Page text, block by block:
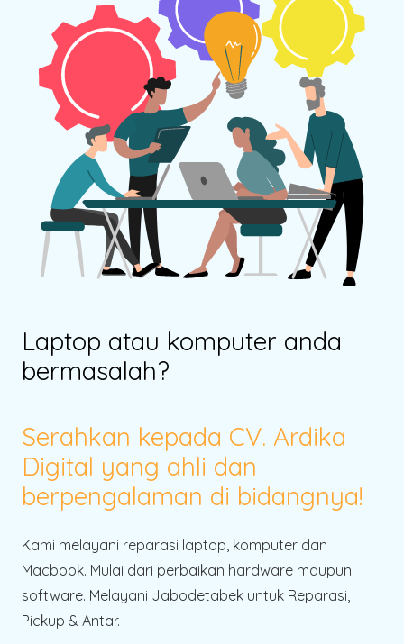
Laptop atau komputer anda
bermasalah?
Serahkan kepada CV. Ardika
Digital yang ahli dan
berpengalaman di bidangnya!
Kami melayani reparasi laptop, komputer dan
Macbook. Mulai dari perbaikan hardware maupun
software. Melayani Jabodetabek untuk Reparasi,
Pickup & Antar.